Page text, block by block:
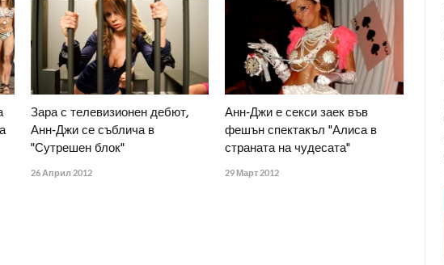
Зара с телевизионен дебют,
Анн-Джи се съблича в
"Сутрешен блок"
26 Април 2012
Анн-Джи е секси заек във
фешън спектакъл "Алиса в
страната на чудесата"
29 Март 2012